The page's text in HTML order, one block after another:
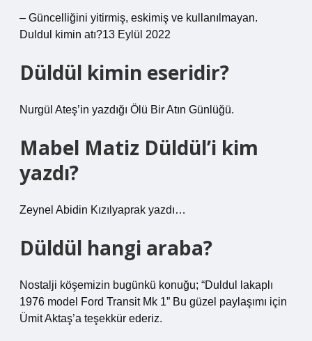
– Güncelliğini yitirmiş, eskimiş ve kullanılmayan.
Duldul kimin atı?13 Eylül 2022
Düldül kimin eseridir?
Nurgül Ateş’in yazdığı Ölü Bir Atın Günlüğü.
Mabel Matiz Düldül’i kim
yazdı?
Zeynel Abidin Kızılyaprak yazdı…
Düldül hangi araba?
Nostalji köşemizin bugünkü konuğu; “Duldul lakaplı
1976 model Ford Transit Mk 1” Bu güzel paylaşımı için
Ümit Aktaş’a teşekkür ederiz.